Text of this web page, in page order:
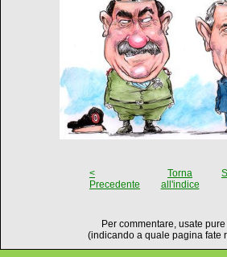
<
Precedente
Torna
all'indice
Per commentare, usate pure
(indicando a quale pagina fate